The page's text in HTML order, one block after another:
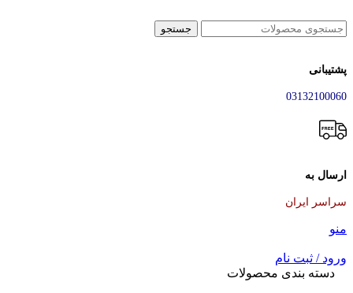
جستجو
پشتیبانی
03132100060
ارسال به
سراسر ایران
منو
ورود / ثبت نام
دسته بندی محصولات